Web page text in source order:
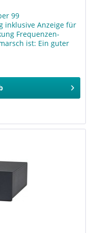
99
inklusive Anzeige für
Frequenzen-
ist: Ein guter